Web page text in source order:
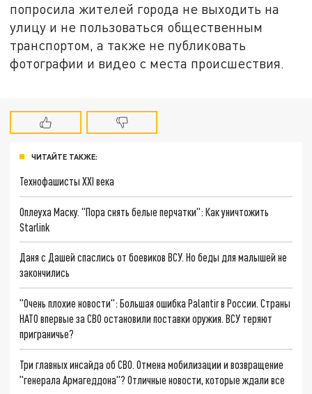
попросила жителей города не выходить на
улицу и не пользоваться общественным
транспортом, а также не публиковать
фотографии и видео с места происшествия.
ЧИТАЙТЕ ТАКЖЕ:
Технофашисты XXI века
Оплеуха Маску. "Пора снять белые перчатки": Как уничтожить
Starlink
Даня с Дашей спаслись от боевиков ВСУ. Но беды для малышей не
закончились
"Очень плохие новости": Большая ошибка Palantir в России. Страны
НАТО впервые за СВО остановили поставки оружия. ВСУ теряют
приграничье?
Три главных инсайда об СВО. Отмена мобилизации и возвращение
"генерала Армагеддона"? Отличные новости, которые ждали все